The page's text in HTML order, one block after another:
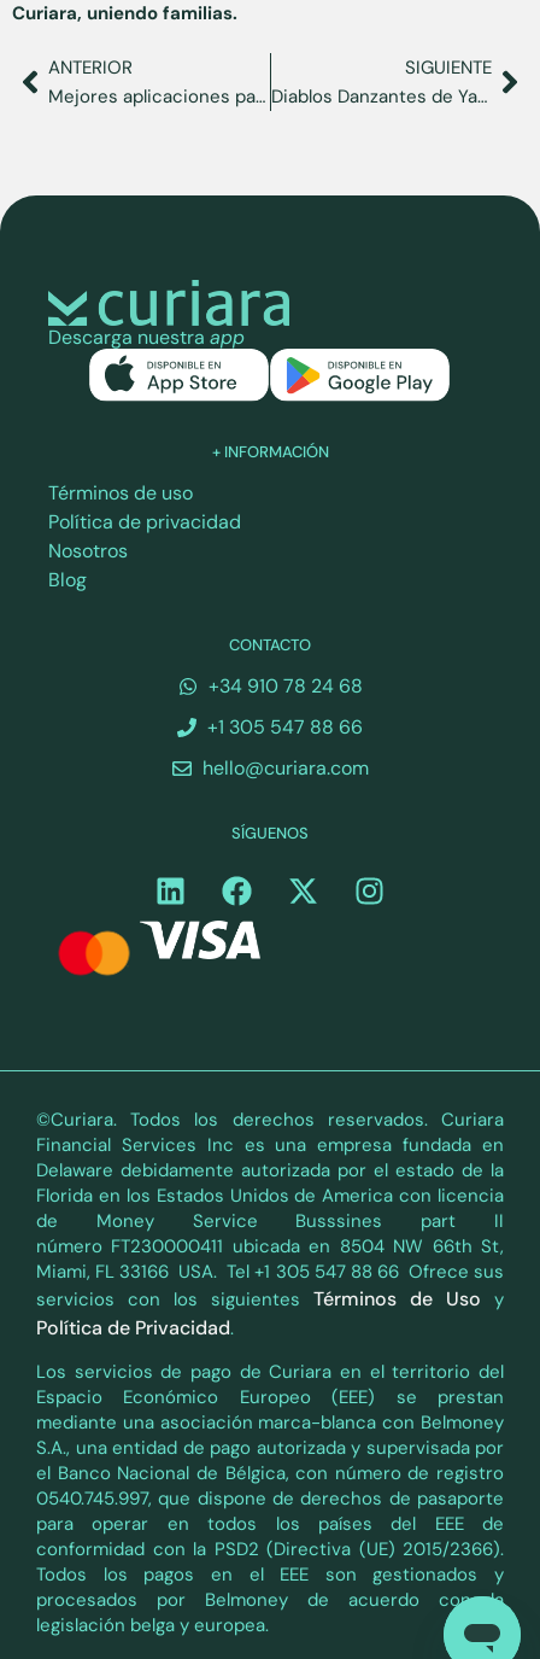
Curiara, uniendo familias.
ANTERIOR
Mejores aplicaciones para aprender inglés y adaptarte a tu nueva vida en Estados Unidos
SIGUIENTE
Diablos Danzantes de Yare: tradición, fe y orgullo venezolano
Descarga nuestra app
+ INFORMACIÓN
Términos de uso
Política de privacidad
Nosotros
Blog
CONTACTO
+34 910 78 24 68
+1 305 547 88 66
hello@curiara.com
SÍGUENOS
©Curiara. Todos los derechos reservados. Curiara
Financial Services Inc es una empresa fundada en
Delaware debidamente autorizada por el estado de la
Florida en los Estados Unidos de America con licencia
de Money Service Busssines part II
número FT230000411 ubicada en 8504 NW 66th St,
Miami, FL 33166 USA. Tel +1 305 547 88 66 Ofrece sus
servicios con los siguientes Términos de Uso y
Política de Privacidad.
Los servicios de pago de Curiara en el territorio del
Espacio Económico Europeo (EEE) se prestan
mediante una asociación marca-blanca con Belmoney
S.A., una entidad de pago autorizada y supervisada por
el Banco Nacional de Bélgica, con número de registro
0540.745.997, que dispone de derechos de pasaporte
para operar en todos los países del EEE de
conformidad con la PSD2 (Directiva (UE) 2015/2366).
Todos los pagos en el EEE son gestionados y
procesados por Belmoney de acuerdo con la
legislación belga y europea.